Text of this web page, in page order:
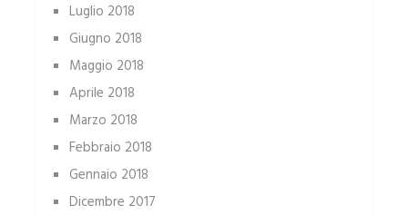
Luglio 2018
Giugno 2018
Maggio 2018
Aprile 2018
Marzo 2018
Febbraio 2018
Gennaio 2018
Dicembre 2017